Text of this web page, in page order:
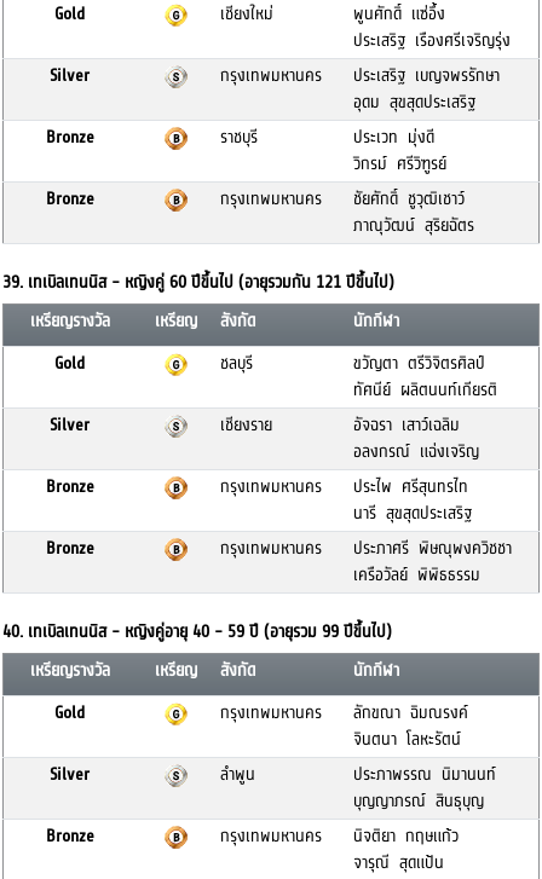
Gold
เชียงใหม่
พูนศักดิ์ แซ่อึ้ง
ประเสริฐ เรืองศรีเจริญรุ่ง
Silver
กรุงเทพมหานคร
ประเสริฐ เบญจพรรักษา
อุดม สุขสุดประเสริฐ
Bronze
ราชบุรี
ประเวท มุ่งดี
วิกรม์ ศรีวิฑูรย์
Bronze
กรุงเทพมหานคร
ชัยศักดิ์ ชูวุฒิเชาว์
ภาณุวัฒน์ สุริยฉัตร
39. เทเบิลเทนนิส - หญิงคู่ 60 ปีขึ้นไป (อายุรวมกัน 121 ปีขึ้นไป)
เหรียญรางวัล
เหรียญ สังกัด
นักกีฬา
Gold
ชลบุรี
ขวัญตา ตรีวิจิตรศิลป์
ทัศนีย์ ผลิตนนท์เกียรติ
Silver
เชียงราย
อัจฉรา เสาว์เฉลิม
อลงกรณ์ แฉ่งเจริญ
Bronze
กรุงเทพมหานคร
ประไพ ศรีสุนทรไท
นารี สุขสุดประเสริฐ
Bronze
กรุงเทพมหานคร
ประภาศรี พิษณุพงควิชชา
เครือวัลย์ พิพิธธรรม
40. เทเบิลเทนนิส - หญิงคู่อายุ 40 - 59 ปี (อายุรวม 99 ปีขึ้นไป)
เหรียญรางวัล
เหรียญ สังกัด
นักกีฬา
Gold
กรุงเทพมหานคร
ลักขณา ฉิมณรงค์
จินตนา โลหะรัตน์
Silver
ลำพูน
ประภาพรรณ นิมานนท์
บุญญาภรณ์ สินธุบุญ
Bronze
กรุงเทพมหานคร
นิจติยา กฤษแก้ว
จารุณี สุดแป้น